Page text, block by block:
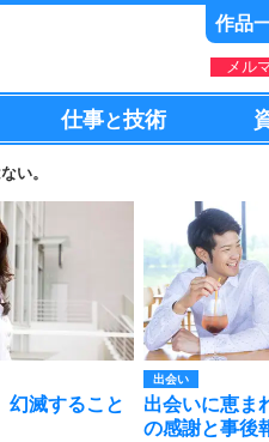
作品
メル
仕事と技術
い。
幻滅すること
出会い
出会いに恵ま
の感謝と事後